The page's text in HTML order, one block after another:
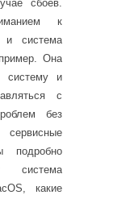
сбоев.
к
и система
Она
систему и
с
без
сервисные
система
какие